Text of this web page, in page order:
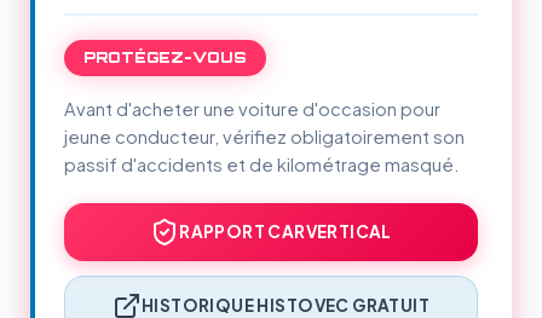
PROTÉGEZ-VOUS
Avant d'acheter une voiture d'occasion pour
jeune conducteur, vérifiez obligatoirement son
passif d'accidents et de kilométrage masqué.
RAPPORT CARVERTICAL
HISTORIQUE HISTOVEC GRATUIT